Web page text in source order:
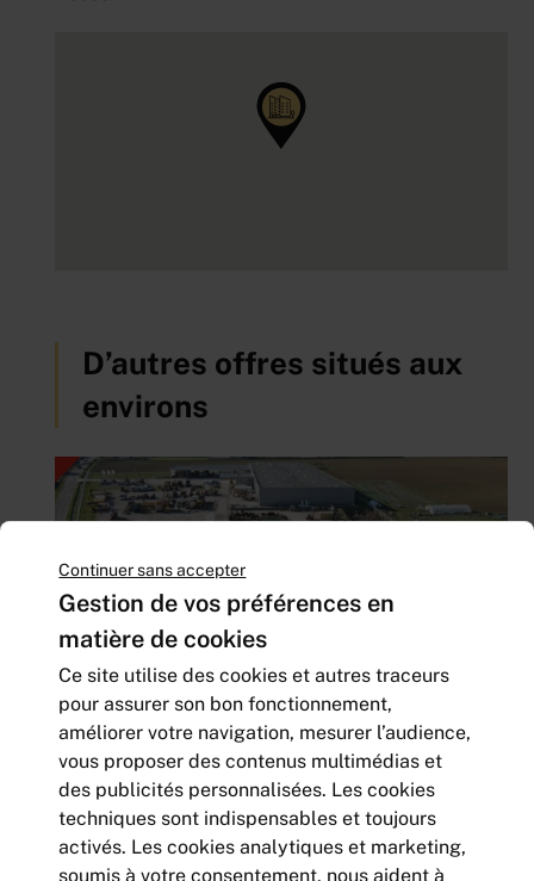
D’autres offres situés aux
environs
TERRAIN de 8221 m² constructible
8 221 m² | non divisibles
660 000 Euros HD HT
Continuer sans accepter
Gestion de vos préférences en
matière de cookies
Ce site utilise des cookies et autres traceurs
pour assurer son bon fonctionnement,
améliorer votre navigation, mesurer l’audience,
vous proposer des contenus multimédias et
des publicités personnalisées. Les cookies
techniques sont indispensables et toujours
activés. Les cookies analytiques et marketing,
soumis à votre consentement, nous aident à